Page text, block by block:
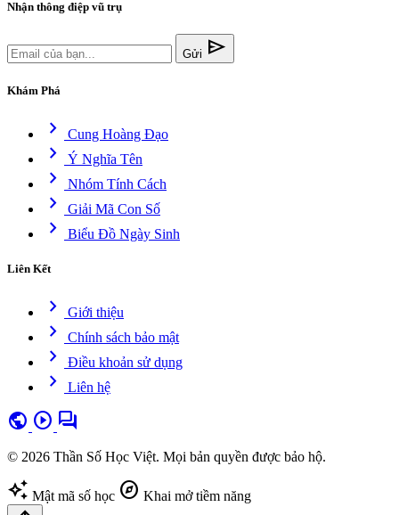
Nhận thông điệp vũ trụ
Gửi send
Khám Phá
chevron_right Cung Hoàng Đạo
chevron_right Ý Nghĩa Tên
chevron_right Nhóm Tính Cách
chevron_right Giải Mã Con Số
chevron_right Biểu Đồ Ngày Sinh
Liên Kết
chevron_right Giới thiệu
chevron_right Chính sách bảo mật
chevron_right Điều khoản sử dụng
chevron_right Liên hệ
public play_circle forum
© 2026 Thần Số Học Việt. Mọi bản quyền được bảo hộ.
auto_awesome Mật mã số học explore Khai mở tiềm năng